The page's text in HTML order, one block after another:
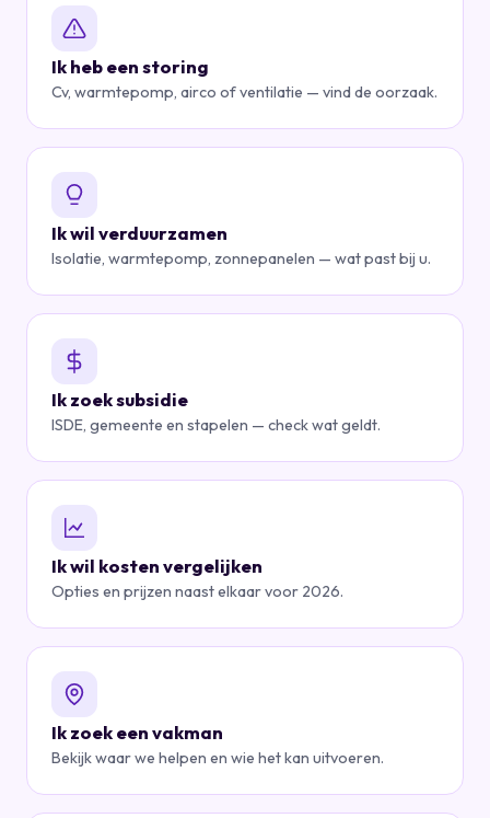
Ik heb een storing
Cv, warmtepomp, airco of ventilatie — vind de oorzaak.
Ik wil verduurzamen
Isolatie, warmtepomp, zonnepanelen — wat past bij u.
Ik zoek subsidie
ISDE, gemeente en stapelen — check wat geldt.
Ik wil kosten vergelijken
Opties en prijzen naast elkaar voor 2026.
Ik zoek een vakman
Bekijk waar we helpen en wie het kan uitvoeren.